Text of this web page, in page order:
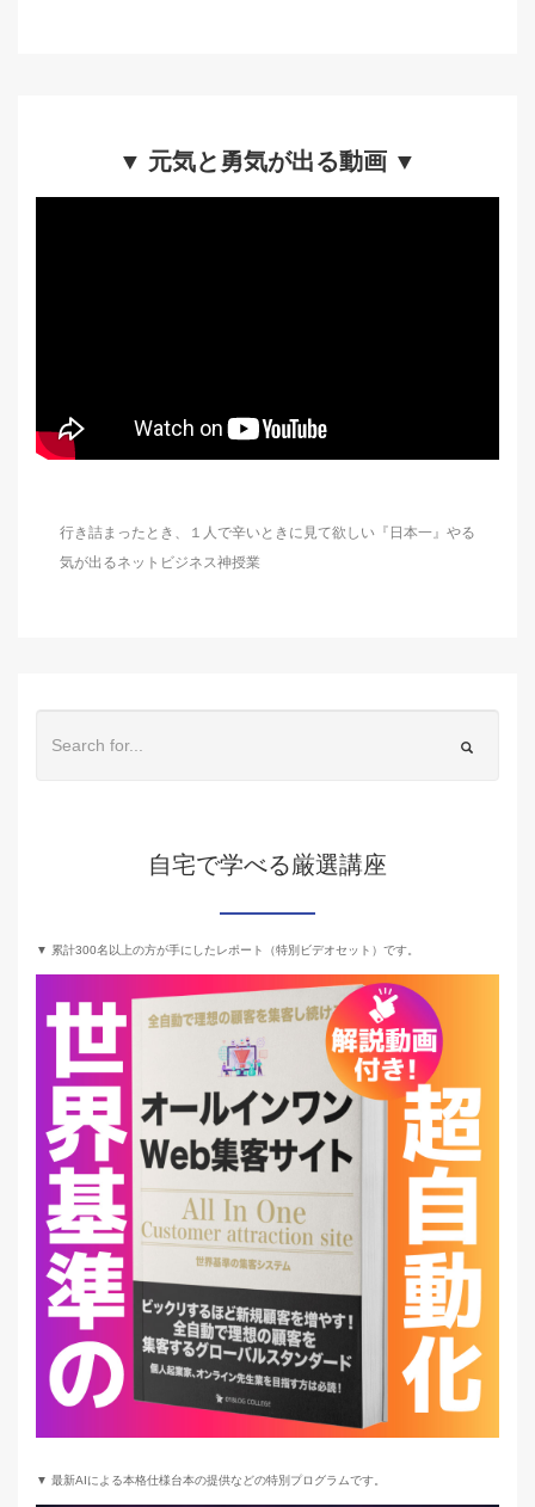
▼ 元気と勇気が出る動画 ▼
行き詰まったとき、１人で辛いときに見て欲しい『日本一』やる
気が出るネットビジネス神授業
自宅で学べる厳選講座
▼ 累計300名以上の方が手にしたレポート（特別ビデオセット）です。
▼ 最新AIによる本格仕様台本の提供などの特別プログラムです。